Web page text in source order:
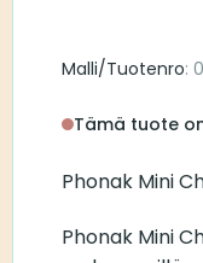
Malli/Tuotenro:
Tämä tuote
Phonak Mini
Phonak Mini